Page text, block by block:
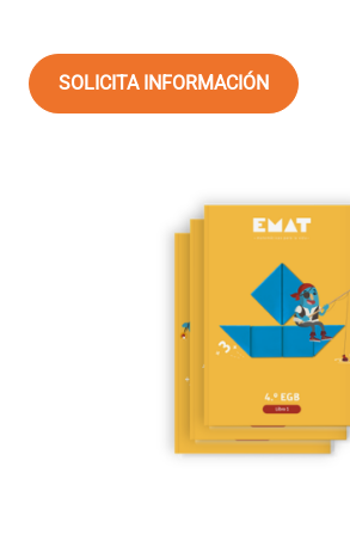
SOLICITA INFORMACIÓN